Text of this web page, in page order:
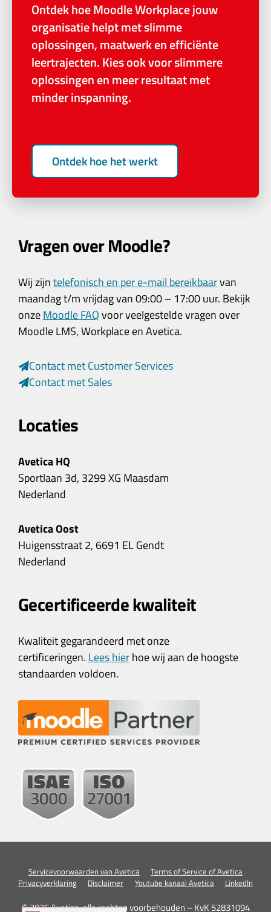
Ontdek hoe Moodle Workplace jouw
organisatie helpt met slimme
oplossingen, maatwerk en efficiënte
leertrajecten. Kies ook voor slimmere
oplossingen en meer resultaat met
minder inspanning.
Ontdek hoe het werkt
Vragen over Moodle?
Wij zijntelefonisch en per e-mail bereikbaarvan
maandag t/m vrijdag van 09:00 – 17:00 uur. Bekijk
onzeMoodle FAQvoor veelgestelde vragen over
Moodle LMS, Workplace en Avetica.
Contact met Customer Services
Contact met Sales
Locaties
Avetica HQ
Sportlaan 3d, 3299 XG Maasdam
Nederland
Avetica Oost
Huigensstraat 2, 6691 EL Gendt
Nederland
Gecertificeerde kwaliteit
Kwaliteit gegarandeerd met onze
certificeringen. Lees hierhoe wij aan de hoogste
standaarden voldoen.
Servicevoorwaarden van Avetica
Terms of Service of Avetica
Privacyverklaring
Disclaimer Youtube kanaal Avetica LinkedIn
© 2026 Avetica, alle rechten voorbehouden – KvK 52831094